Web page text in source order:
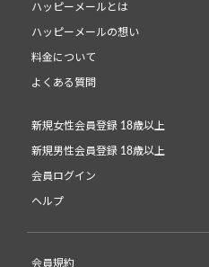
ハッピーメールとは
ハッピーメールの想い
料金について
よくある質問
新規女性会員登録 18歳以上
新規男性会員登録 18歳以上
会員ログイン
ヘルプ
会員規約